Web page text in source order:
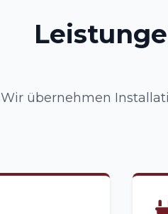
Wir übernehmen